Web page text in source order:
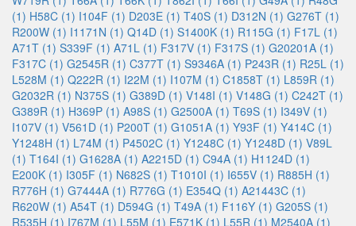
(1) H58C (1) I104F (1) D203E (1) T40S (1) D312N (1) G276T (1)
R200W (1) I1171N (1) Q14D (1) S1400K (1) R115G (1) F17L (1)
A71T (1) S339F (1) A71L (1) F317V (1) F317S (1) G20201A (1)
F317C (1) G2545R (1) C377T (1) S9346A (1) P243R (1) R25L (1)
L528M (1) Q222R (1) I22M (1) I107M (1) C1858T (1) L859R (1)
G2032R (1) N375S (1) G389D (1) V148I (1) V148G (1) C242T (1)
G389R (1) H369P (1) A98S (1) G2500A (1) T69S (1) I349V (1)
I107V (1) V561D (1) P200T (1) G1051A (1) Y93F (1) Y414C (1)
Y1248H (1) L74M (1) P4502C (1) Y1248C (1) Y1248D (1) V89L
(1) T164I (1) G1628A (1) A2215D (1) C94A (1) H1124D (1)
E200K (1) I305F (1) N682S (1) T1010I (1) I655V (1) R885H (1)
R776H (1) G7444A (1) R776G (1) E354Q (1) A21443C (1)
R620W (1) A54T (1) D594G (1) T49A (1) F116Y (1) G205S (1)
R535H (1) I767M (1) L55M (1) E571K (1) L55R (1) M2540A (1)